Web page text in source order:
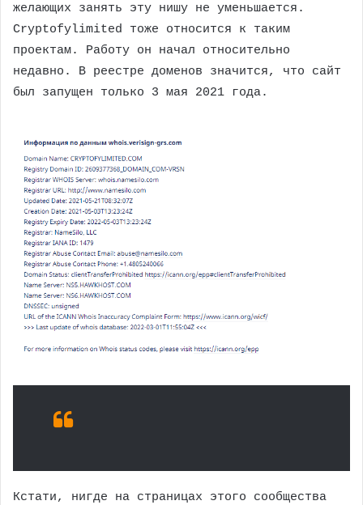
желающих занять эту нишу не уменьшается.
Cryptofylimited тоже относится к таким
проектам. Работу он начал относительно
недавно. В реестре доменов значится, что сайт
был запущен только 3 мая 2021 года.
Кстати, нигде на страницах этого сообщества